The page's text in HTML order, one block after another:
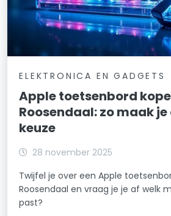
ELEKTRONICA EN GADGETS
Apple toetsenbord
Roosendaal: zo maak
keuze
28 november 2025
Twijfel je over een Apple
Roosendaal en vraag je je af welk
past?